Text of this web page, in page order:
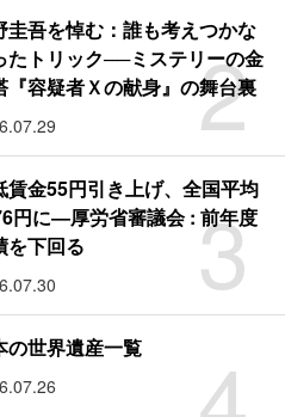
2
圭吾を悼む：誰も考えつかな
たトリック──ミステリーの金
『容疑者Ｘの献身』の舞台裏
3
賃金55円引き上げ、全国平均
円に―厚労省審議会 : 前年度
を下回る
の世界遺産一覧